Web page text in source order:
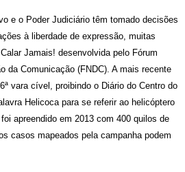
e o Poder Judiciário têm tomado decisões
à liberdade de expressão, muitas
Jamais! desenvolvida pelo Fórum
da Comunicação (FNDC). A mais recente
vara cível, proibindo o Diário do Centro do
Helicoca para se referir ao helicóptero
apreendido em 2013 com 400 quilos de
casos mapeados pela campanha podem